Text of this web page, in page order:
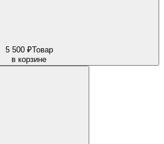
5 500 ₽Товар
в корзине